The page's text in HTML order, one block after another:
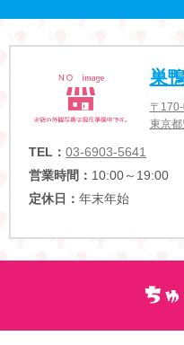
巣
〒
東京
TEL： 03-6903-5641
営業時間： 10:00～19:00
定休日： 年末年始